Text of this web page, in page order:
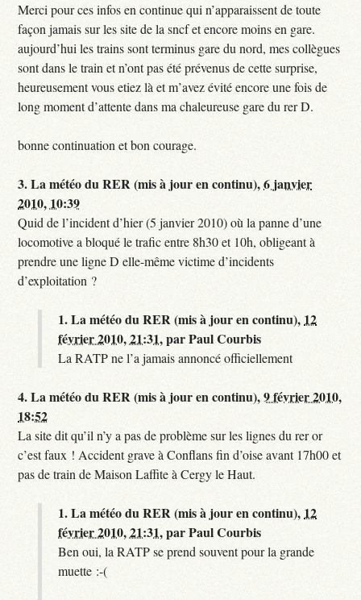
Merci pour ces infos en continue qui n’apparaissent de toute
façon jamais sur les site de la sncf et encore moins en gare.
aujourd’hui les trains sont terminus gare du nord, mes collègues
sont dans le train et n’ont pas été prévenus de cette surprise,
heureusement vous etiez là et m’avez évité encore une fois de
long moment d’attente dans ma chaleureuse gare du rer D.
bonne continuation et bon courage.
3.La météo du RER (mis à jour en continu),6 janvier
2010, 10:39
Quid de l’incident d’hier (5 janvier 2010) où la panne d’une
locomotive a bloqué le trafic entre 8h30 et 10h, obligeant à
prendre une ligne D elle-même victime d’incidents
d’exploitation ?
1.La météo du RER (mis à jour en continu), 12
février 2010, 21:31,parPaul Courbis
La RATP ne l’a jamais annoncé officiellement
4.La météo du RER (mis à jour en continu),9 février 2010,
18:52
La site dit qu’il n’y a pas de problème sur les lignes du rer or
c’est faux ! Accident grave à Conflans fin d’oise avant 17h00 et
pas de train de Maison Laffite à Cergy le Haut.
1.La météo du RER (mis à jour en continu), 12
février 2010, 21:31,parPaul Courbis
Ben oui, la RATP se prend souvent pour la grande
muette :-(